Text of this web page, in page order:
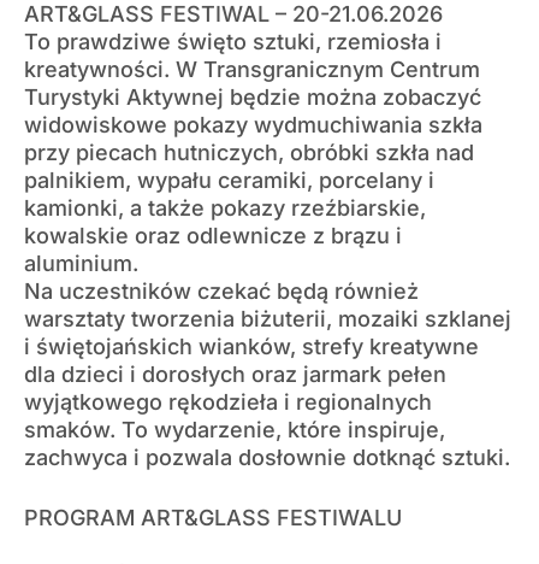
ART&GLASS FESTIWAL – 20-21.06.2026
To prawdziwe święto sztuki, rzemiosła i
kreatywności. W Transgranicznym Centrum
Turystyki Aktywnej będzie można zobaczyć
widowiskowe pokazy wydmuchiwania szkła
przy piecach hutniczych, obróbki szkła nad
palnikiem, wypału ceramiki, porcelany i
kamionki, a także pokazy rzeźbiarskie,
kowalskie oraz odlewnicze z brązu i
aluminium.
Na uczestników czekać będą również
warsztaty tworzenia biżuterii, mozaiki szklanej
i świętojańskich wianków, strefy kreatywne
dla dzieci i dorosłych oraz jarmark pełen
wyjątkowego rękodzieła i regionalnych
smaków. To wydarzenie, które inspiruje,
zachwyca i pozwala dosłownie dotknąć sztuki.
PROGRAM ART&GLASS FESTIWALU